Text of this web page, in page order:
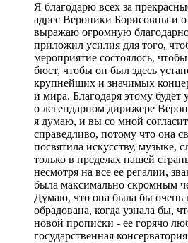
Я благодарю всех за
адрес Вероники Борисовны и
выражаю огромную
приложил усилия для того,
мероприятие состоялось,
бюст, чтобы он был здесь
крупнейших и значимых
и мира. Благодаря этому будет
о легендарном дирижере
я думаю, и вы со мной
справедливо, потому что она
посвятила искусству, музыке,
только в пределах нашей
несмотря на все ее регалии,
была максимально скромным
Думаю, что она была бы очень
обрадована, когда узнала бы,
новой прописки - ее горячо
государственная